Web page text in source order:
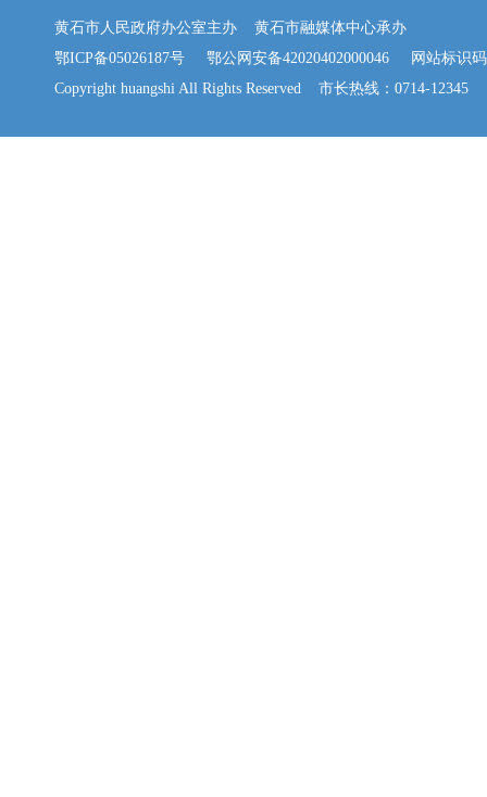
黄石市人民政府办公室主办 黄石市融媒体中心承办
鄂ICP备05026187号
鄂公网安备42020402000046 网站标识码
Copyright huangshi All Rights Reserved 市长热线：0714-12345